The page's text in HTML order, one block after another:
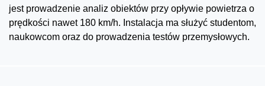
jest prowadzenie analiz obiektów przy opływie powietrza o
prędkości nawet 180 km/h. Instalacja ma służyć studentom,
naukowcom oraz do prowadzenia testów przemysłowych.